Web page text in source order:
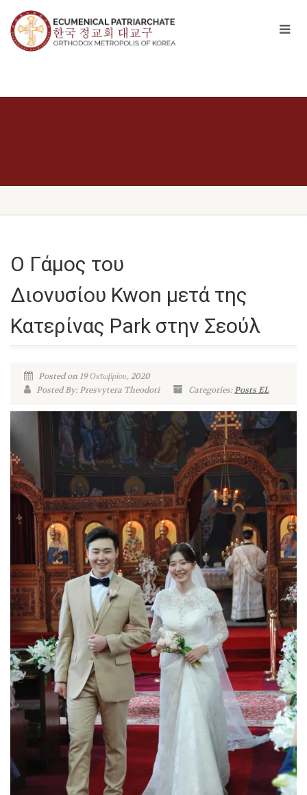
Ο Γάμος του
Διονυσίου Kwon μετά της
Κατερίνας Park στην Σεούλ
Posted on 19 Οκτωβρίου, 2020
Posted By: Presvytera Theodoti
Categories:Posts EL